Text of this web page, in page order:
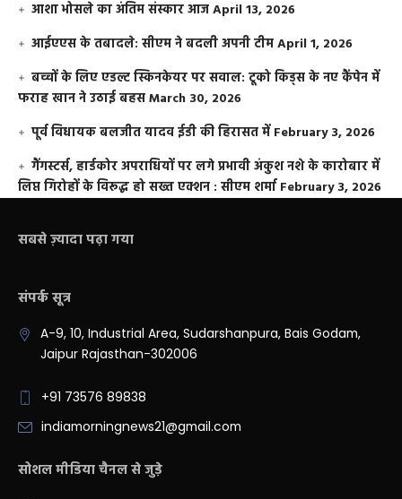
आशा भोसले का अंतिम संस्कार आजApril 13, 2026
आईएएस के तबादले: सीएम ने बदली अपनी टीमApril 1, 2026
बच्चों के लिए एडल्ट स्किनकेयर पर सवाल: टूको किड्स के नए कैंपेन में
फराह खान ने उठाई बहसMarch 30, 2026
पूर्व विधायक बलजीत यादव ईडी की हिरासत में February 3, 2026
गैंगस्टर्स, हार्डकोर अपराधियों पर लगे प्रभावी अंकुश नशे के कारोबार में
लिप्त गिरोहों के विरूद्ध हो सख्त एक्शन : सीएम शर्मा February 3, 2026
सबसे ज़्यादा पढ़ा गया
संपर्क सूत्र
A-9, 10, Industrial Area, Sudarshanpura, Bais Godam,
Jaipur Rajasthan-302006
+91 73576 89838
indiamorningnews21@gmail.com
सोशल मीडिया चैनल से जुड़े